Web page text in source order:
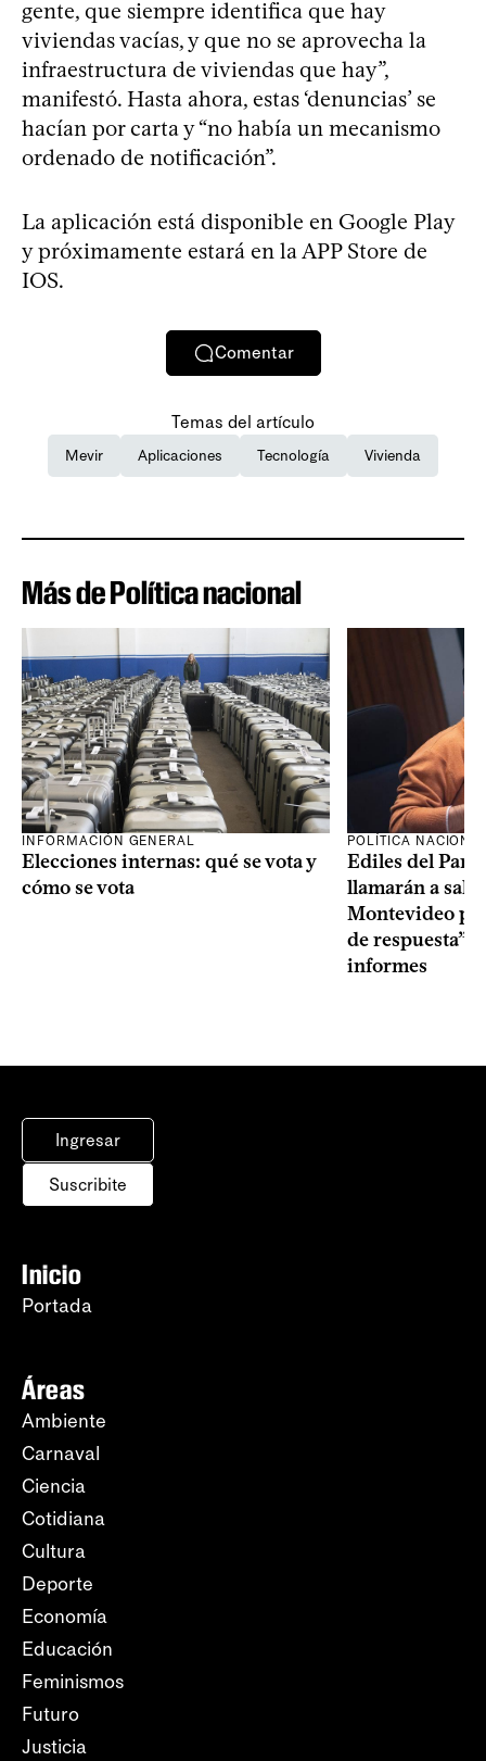
gente, que siempre identifica que hay
viviendas vacías, y que no se aprovecha la
infraestructura de viviendas que hay”,
manifestó. Hasta ahora, estas ‘denuncias’ se
hacían por carta y “no había un mecanismo
ordenado de notificación”.
La aplicación está disponible en Google Play
y próximamente estará en la APP Store de
IOS.
Comentar
Temas del artículo
Mevir Aplicaciones Tecnología Vivienda
Más de Política nacional
INFORMACIÓN GENERAL
Elecciones internas: qué se vota y
cómo se vota
POLÍTICA
Ediles del
llamarán a sala
Montevideo
de respuesta”
informes
Ingresar
Suscribite
Inicio
Portada
Áreas
Ambiente
Carnaval
Ciencia
Cotidiana
Cultura
Deporte
Economía
Educación
Feminismos
Futuro
Justicia